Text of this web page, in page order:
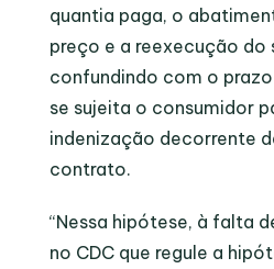
quantia paga, o
preço e a reexecução do
confundindo com o
se sujeita o consumidor
indenização decorrente
contrato.
“Nessa hipótese, à falta
no CDC que regule a